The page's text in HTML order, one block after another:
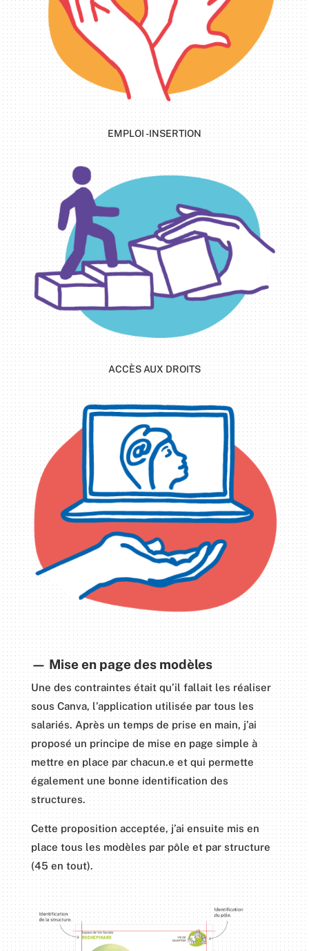
EMPLOI -INSERTION
ACCÈS AUX DROITS
— Mise en page des modèles
Une des contraintes était qu’il fallait les réaliser
sous Canva, l’application utilisée par tous les
salariés. Après un temps de prise en main, j’ai
proposé un principe de mise en page simple à
mettre en place par chacun.e et qui permette
également une bonne identification des
structures.
Cette proposition acceptée, j’ai ensuite mis en
place tous les modèles par pôle et par structure
(45 en tout).